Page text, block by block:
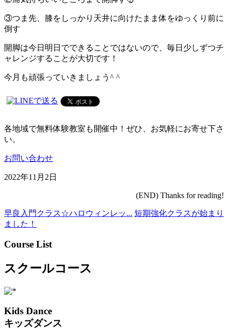
③つま先、膝をしっかり天井に向けたまま体をゆっくり前に
倒す
開脚は今日明日でできることではないので、毎日少しずつチ
ャレンジすることが大切です！
今月も頑張っていきましょう^ ^
各地域で無料体験教室も開催中！ぜひ、お気軽にお寄せ下さ
い。
お問い合わせ
2022年11月2日
(END) Thanks for reading!
早良入門クラス☆ハロウィンレッ... 短期強化クラスが始まり
ました！
Course List
スクールコース
Kids Dance
キッズダンス